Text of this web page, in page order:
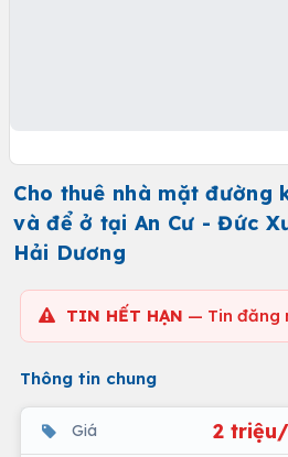
Cho thuê nhà mặt đường
và để ở tại An Cư - Đức
Hải Dương
TIN HẾT HẠN — Tin đăng
Thông tin chung
Giá 2